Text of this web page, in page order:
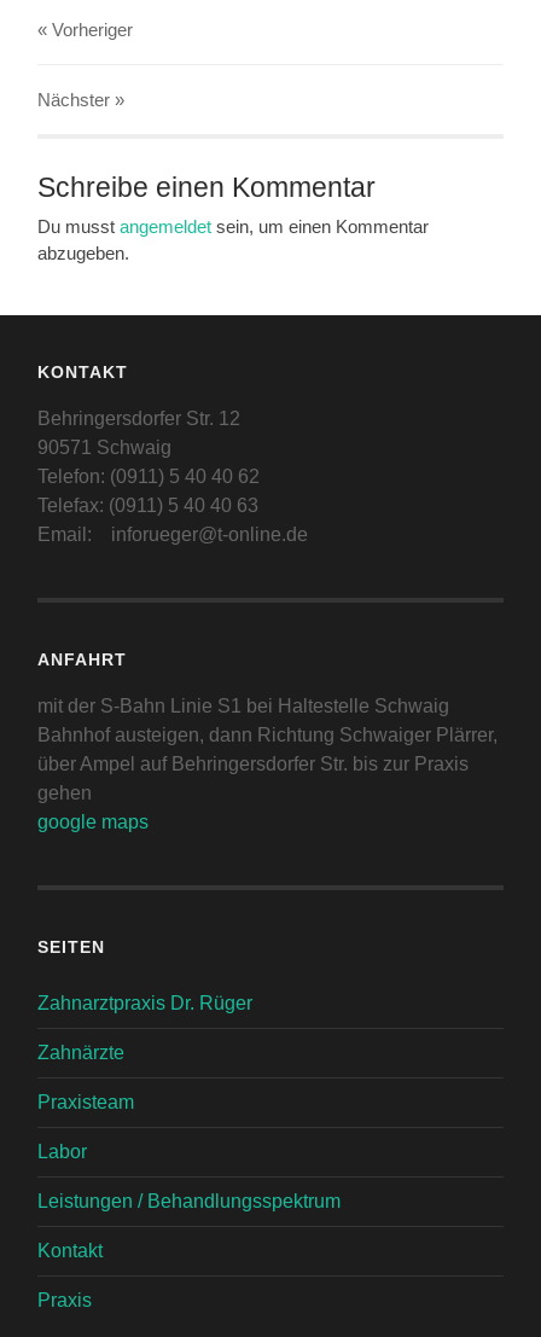
« Vorheriger
Nächster »
Schreibe einen Kommentar
Du musstangemeldet sein, um einen Kommentar
abzugeben.
KONTAKT
Behringersdorfer Str. 12
90571 Schwaig
Telefon: (0911) 5 40 40 62
Telefax: (0911) 5 40 40 63
Email: inforueger@t-online.de
ANFAHRT
mit der S-Bahn Linie S1 bei Haltestelle Schwaig
Bahnhof austeigen, dann Richtung Schwaiger Plärrer,
über Ampel auf Behringersdorfer Str. bis zur Praxis
gehen
google maps
SEITEN
Zahnarztpraxis Dr. Rüger
Zahnärzte
Praxisteam
Labor
Leistungen / Behandlungsspektrum
Kontakt
Praxis